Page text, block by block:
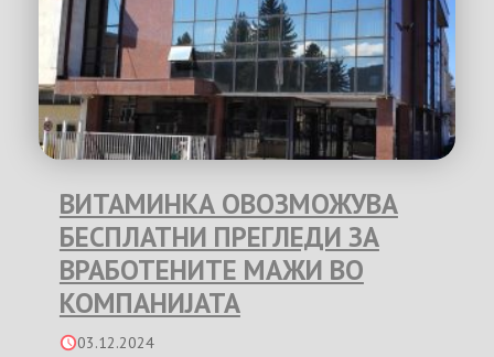
ВИТАМИНКА ОВОЗМОЖУВА
БЕСПЛАТНИ ПРЕГЛЕДИ ЗА
ВРАБОТЕНИТЕ МАЖИ ВО
КОМПАНИЈАТА
03.12.2024